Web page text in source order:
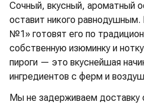
Сочный, вкусный, ароматный
оставит никого равнодушным.
№1» готовят его по
собственную изюминку и
пироги — это вкуснейшая
ингредиентов с ферм и
Мы не задерживаем доставку